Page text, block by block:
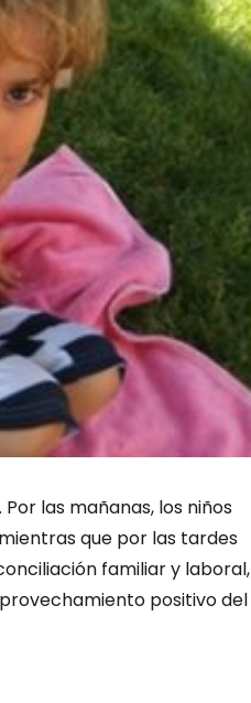
las mañanas, los niños
que por las tardes
familiar y laboral,
positivo del